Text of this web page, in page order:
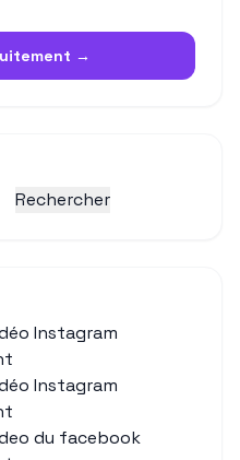
→
Rechercher
Instagram
Instagram
du facebook